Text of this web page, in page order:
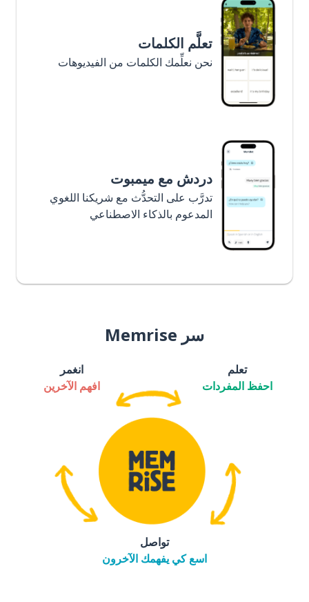
تعلَّم الكلمات
نحن نعلِّمك الكلمات من الفيديوهات
دردش مع ميمبوت
تدرَّب على التحدُّث مع شريكنا اللغوي
المدعوم بالذكاء الاصطناعي
سر Memrise
تعلم
احفظ المفردات
انغمر
افهم الآخرين
تواصل
اسع كي يفهمك الآخرون